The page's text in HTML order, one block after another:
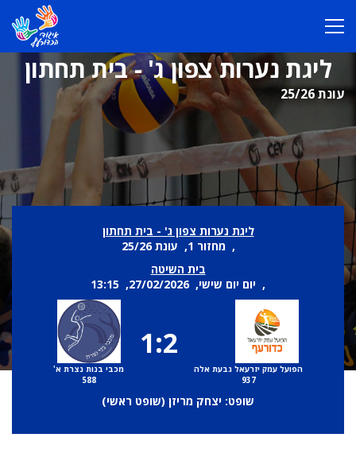
ליגת נערות צפון ג' - בית תחתון
עונת 25/26
ליגת נערות צפון ג' - בית תחתון
, מחזור 1, עונת 25/26
בית השיטה
, יום יום שישי, 27/02/2026, 13:15
הפועל עמק יזרעאל גבעת אלה
937
1:2
מכבי בנות נצרת א'
588
שופט: יצחק מריזן (שופט ראשי)